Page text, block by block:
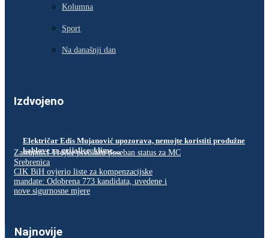
Kolumna
Sport
Na današnji dan
Izdvojeno
Električar Edis Mujanović upozorava, nemojte koristiti produžne
kablove za grijalice, klime…
Zastupnici Trojke predlažu poseban status za MC
Srebrenica
CIK BiH ovjerio liste za kompenzacijske
mandate: Odobrena 773 kandidata, uvedene i
nove sigurnosne mjere
Najnovije